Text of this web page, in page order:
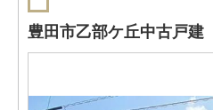
豊田市乙部ケ丘中古戸建